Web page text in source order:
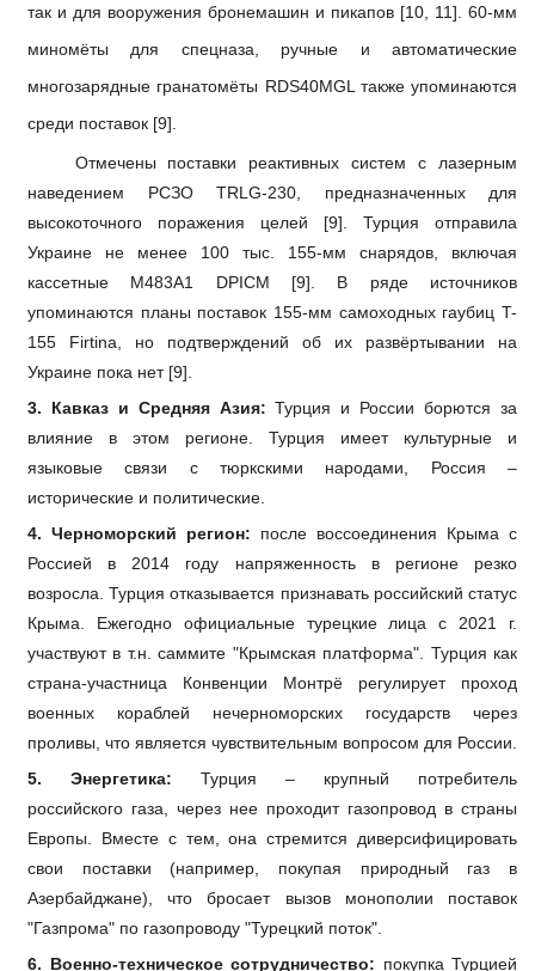
так и для вооружения бронемашин и пикапов [10, 11]. 60-мм
миномёты для спецназа, ручные и автоматические
многозарядные гранатомёты RDS40MGL также упоминаются
среди поставок [9].
Отмечены поставки реактивных систем с лазерным
наведением РСЗО TRLG‑230, предназначенных для
высокоточного поражения целей [9]. Турция отправила
Украине не менее 100 тыс. 155-мм снарядов, включая
кассетные M483A1 DPICM [9]. В ряде источников
упоминаются планы поставок 155-мм самоходных гаубиц T-
155 Firtina, но подтверждений об их развёртывании на
Украине пока нет [9].
3. Кавказ и Средняя Азия: Турция и России борются за
влияние в этом регионе. Турция имеет культурные и
языковые связи с тюркскими народами, Россия –
исторические и политические.
4. Черноморский регион: после воссоединения Крыма с
Россией в 2014 году напряженность в регионе резко
возросла. Турция отказывается признавать российский статус
Крыма. Ежегодно официальные турецкие лица с 2021 г.
участвуют в т.н. саммите "Крымская платформа". Турция как
страна-участница Конвенции Монтрё регулирует проход
военных кораблей нечерноморских государств через
проливы, что является чувствительным вопросом для России.
5. Энергетика: Турция – крупный потребитель
российского газа, через нее проходит газопровод в страны
Европы. Вместе с тем, она стремится диверсифицировать
свои поставки (например, покупая природный газ в
Азербайджане), что бросает вызов монополии поставок
"Газпрома" по газопроводу "Турецкий поток".
6. Военно-техническое сотрудничество: покупка Турцией